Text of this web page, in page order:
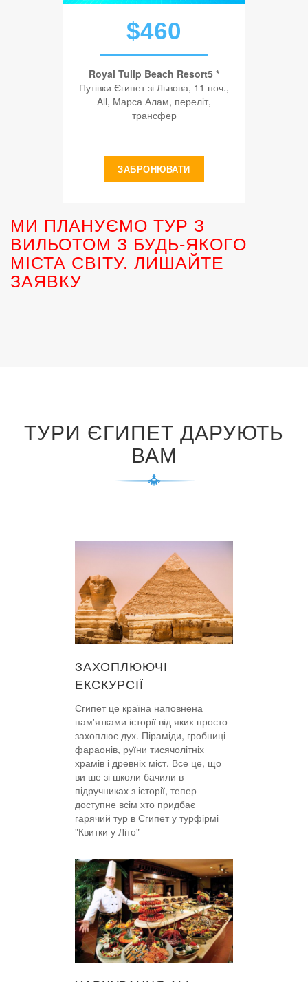
$460
Royal Tulip Beach Resort5 *
Путівки Єгипет зі Львова, 11 ноч.,
All, Марса Алам, переліт,
трансфер
ЗАБРОНЮВАТИ
МИ ПЛАНУЄМО ТУР З
ВИЛЬОТОМ З БУДЬ-ЯКОГО
МІСТА СВІТУ. ЛИШАЙТЕ
ЗАЯВКУ
ТУРИ ЄГИПЕТ ДАРУЮТЬ
ВАМ
ЗАХОПЛЮЮЧІ
ЕКСКУРСІЇ
Єгипет це країна наповнена
пам'ятками історії від яких просто
захоплює дух. Піраміди, гробниці
фараонів, руїни тисячолітніх
храмів і древніх міст. Все це, що
ви ше зі школи бачили в
підручниках з історії, тепер
доступне всім хто придбає
гарячий тур в Єгипет у турфірмі
"Квитки у Літо"